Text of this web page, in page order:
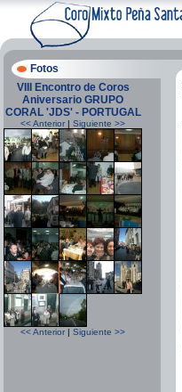
Fotos
VIII Encontro de Coros
Aniversario GRUPO
CORAL 'JDS' - PORTUGAL
<< Anterior | Siguiente >>
<< Anterior | Siguiente >>